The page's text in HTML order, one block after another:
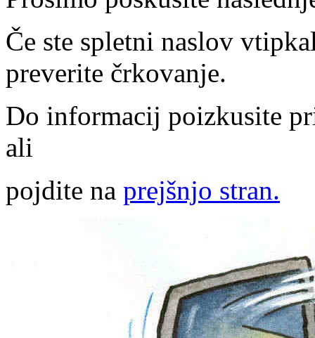
Če ste spletni naslov
preverite črkovanje.
Do informacij poizkusite
ali
pojdite na prejšnjo stran.